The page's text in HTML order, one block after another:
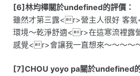
[6]林均樺關於undefined的評價：
雖然才第三露<r>營主人很好 客
環境～乾淨舒適<r>在這寒流裡露
感覺<r>會讓我一直想來～～～～
[7]CHOU yoyo pa關於undefined